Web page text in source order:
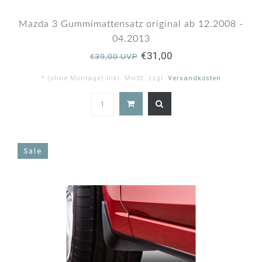
Mazda 3 Gummimattensatz original ab 12.2008 -
04.2013
€39,00 UVP€31,00
* (ohne Montage) Inkl. MwSt. zzgl. Versandkosten
Sale